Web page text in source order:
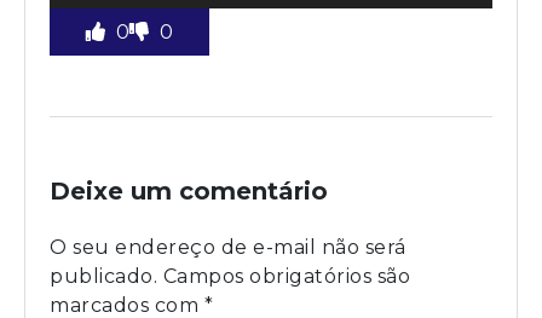
áudio
0 0
Deixe um comentário
O seu endereço de e-mail não será
publicado. Campos obrigatórios são
marcados com *